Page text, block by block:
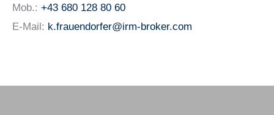
Mob.: +43 680 128 80 60
E-Mail: k.frauendorfer@irm-broker.com